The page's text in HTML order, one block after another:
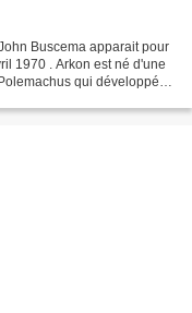
Buscema apparait pour
1970 . Arkon est né d'une
qui développé